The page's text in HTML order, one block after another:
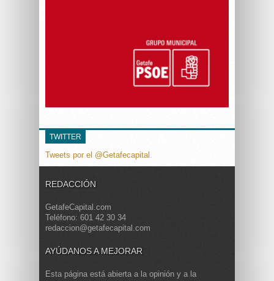
TWITTER
Tweets por el @Getafecapital.
REDACCIÓN
GetafeCapital.com
Teléfono: 601 42 30 34
redaccion@getafecapital.com
AYÚDANOS A MEJORAR
Esta página está abierta a la opinión y a la